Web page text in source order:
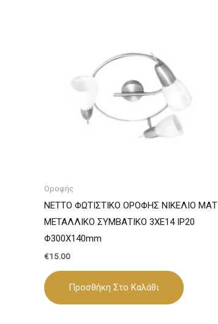
Οροφής
NETTO ΦΩΤΙΣΤΙΚΟ ΟΡΟΦΗΣ ΝΙΚΕΛΙΟ ΜΑΤ
ΜΕΤΑΛΛΙΚΟ ΣΥΜΒΑΤΙΚΟ 3ΧΕ14 IP20
Φ300Χ140mm
€15.00
Προσθήκη Στο Καλάθι